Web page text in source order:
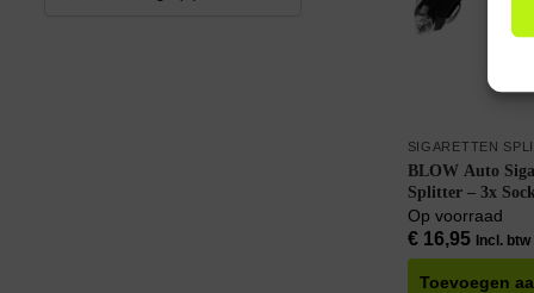
SIGARETTEN
BLOW Auto
Splitter – 3x
12V/24V – Met
indicator
Op voorraad
€16,95 Incl. btw
Toevoegen